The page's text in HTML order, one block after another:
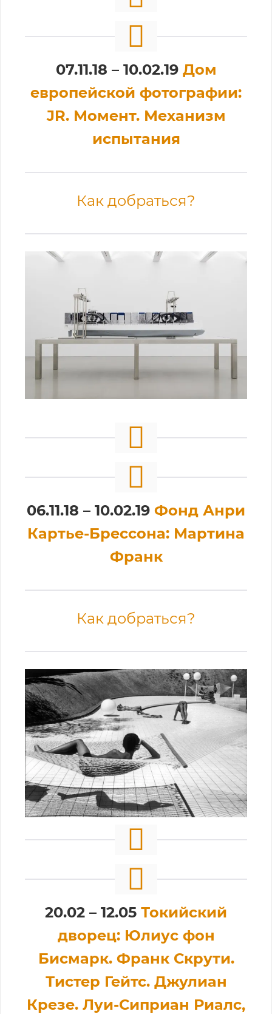
07.11.18 – 10.02.19 Дом
европейской фотографии:
JR. Момент. Механизм
испытания
Как добраться?
06.11.18 – 10.02.19 Фонд Анри
Картье-Брессона: Мартина
Франк
Как добраться?
20.02 – 12.05 Токийский
дворец: Юлиус фон
Бисмарк. Франк Скрути.
Тистер Гейтс. Джулиан
Крезе. Луи-Сиприан Риалс,